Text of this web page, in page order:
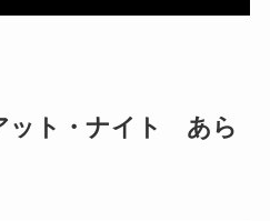
ット・ナイト あら